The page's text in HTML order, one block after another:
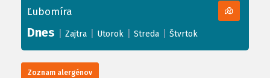
−
Ľubomíra
Dnes Zajtra Utorok Streda Štvrtok
Zoznam alergénov